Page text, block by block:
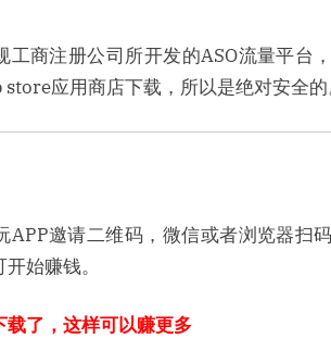
工商注册公司所开发的ASO流量平台
应用商店下载，所以是绝对安全的
APP邀请二维码，微信或者浏览器扫
始赚钱。
了，这样可以赚更多